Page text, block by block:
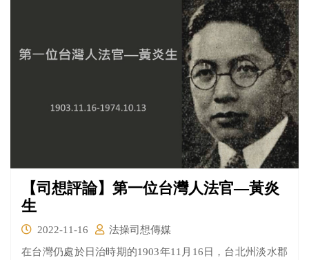
【司想評論】第一位台灣人法官—黃炎
生
2022-11-16
法操司想傳媒
在台灣仍處於日治時期的1903年11月16日，台北州淡水郡